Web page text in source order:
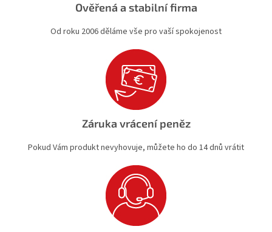
Ověřená a stabilní firma
Od roku 2006 děláme vše pro vaší spokojenost
Záruka vrácení peněz
Pokud Vám produkt nevyhovuje, můžete ho do 14 dnů vrátit